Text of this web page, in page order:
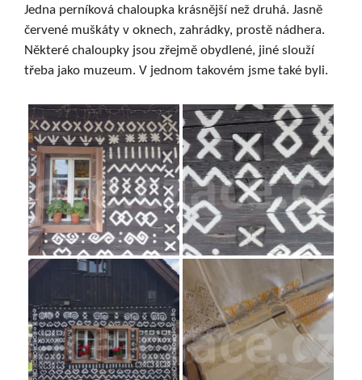
Jedna perníková chaloupka krásnější než druhá. Jasně
červené muškáty v oknech, zahrádky, prostě nádhera.
Některé chaloupky jsou zřejmě obydlené, jiné slouží
třeba jako muzeum. V jednom takovém jsme také byli.